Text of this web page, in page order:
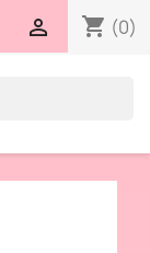
shopping_cart (0)
